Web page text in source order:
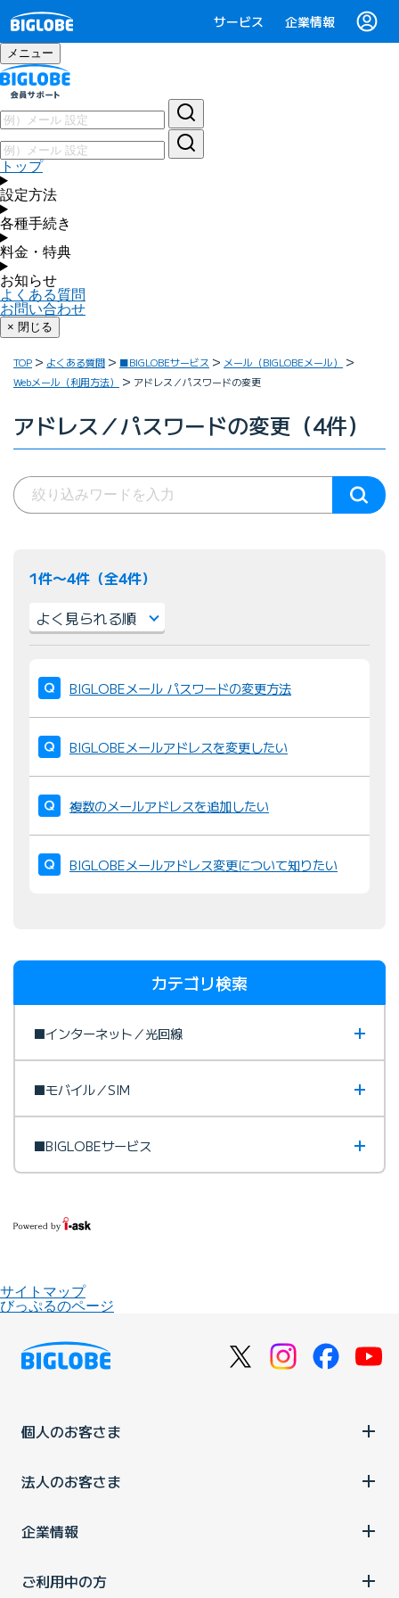
サービス 企業情報
メニュー
トップ
設定方法
各種手続き
料金・特典
お知らせ
よくある質問
お問い合わせ
× 閉じる
TOP よくある質問 ■BIGLOBEサービス
メール（BIGLOBEメール）
Webメール（利用方法）
アドレス／パスワードの変更
アドレス／パスワードの変更（4件）
1件〜4件（全4件）
び
替
え
：
BIGLOBEメール パスワードの変更方法
BIGLOBEメールアドレスを変更したい
複数のメールアドレスを追加したい
BIGLOBEメールアドレス変更について知りたい
カテゴリ検索
■インターネット／光回線
■モバイル／SIM
■BIGLOBEサービス
サイトマップ
びっぷるのページ
個人のお客さま
法人のお客さま
企業情報
ご利用中の方